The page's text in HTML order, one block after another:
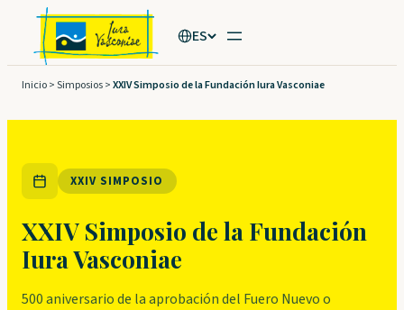
Saltar
contenido
ES
Inicio>Simposios>XXIV Simposio de la Fundación Iura Vasconiae
XXIV SIMPOSIO
XXIV Simposio de la Fundación
Iura Vasconiae
500 aniversario de la aprobación del Fuero Nuevo o